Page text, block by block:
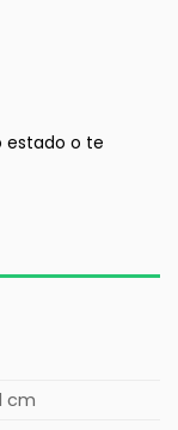
estado o te
cm